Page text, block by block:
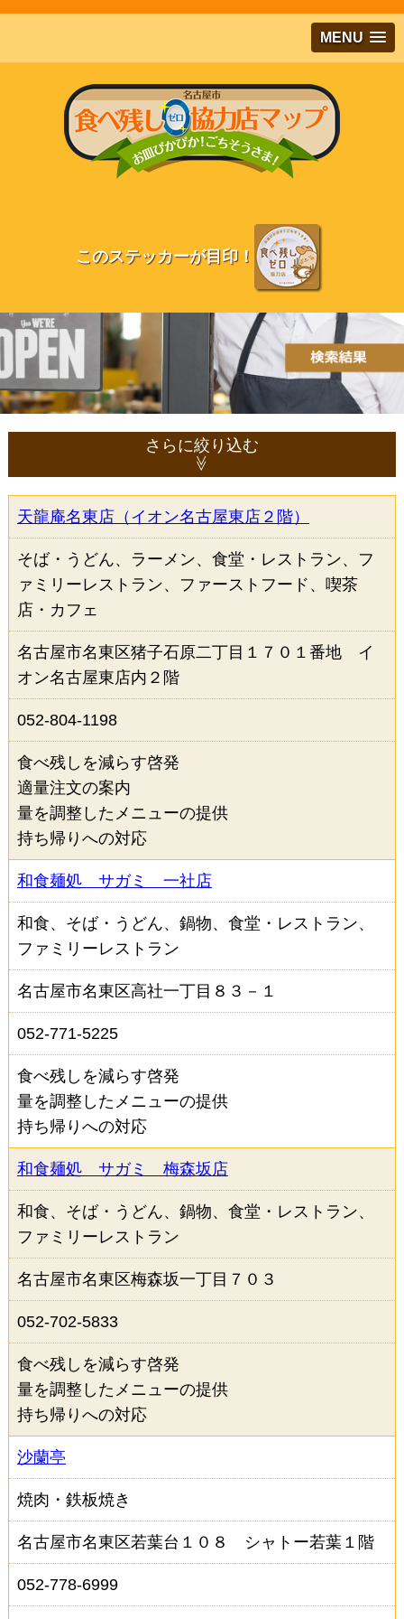
MENU
このステッカーが目印！
さらに絞り込む
ジャンルから選択（複数選択可）
居酒屋 和食
そば・うどん
寿司
うなぎ
洋食
イタリアン・フレンチ
ラーメン
ファミリーレストラン
ファーストフード
喫茶店・カフェ
ホテル・旅館
その他
取組みから選択（複数選択可）
食べ残しを減らす啓発
適量注文の案内
３０・１０運動の案内
持ち帰りへの対応
フードシェアリングサービスを活用した商品の提供
その他の条件から検索
ランチあり
ディナーあり
テイクアウト・デリバリーあり
検索
天龍庵名東店（イオン名古屋東店２階）
そば・うどん、ラーメン、食堂・レストラン、フ
ァミリーレストラン、ファーストフード、喫茶
店・カフェ
名古屋市名東区猪子石原二丁目１７０１番地 イ
オン名古屋東店内２階
052-804-1198
食べ残しを減らす啓発
適量注文の案内
量を調整したメニューの提供
持ち帰りへの対応
和食麺処 サガミ 一社店
和食、そば・うどん、鍋物、食堂・レストラン、
ファミリーレストラン
名古屋市名東区高社一丁目８３－１
052-771-5225
食べ残しを減らす啓発
量を調整したメニューの提供
持ち帰りへの対応
和食麺処 サガミ 梅森坂店
和食、そば・うどん、鍋物、食堂・レストラン、
ファミリーレストラン
名古屋市名東区梅森坂一丁目７０３
052-702-5833
食べ残しを減らす啓発
量を調整したメニューの提供
持ち帰りへの対応
沙蘭亭
焼肉・鉄板焼き
名古屋市名東区若葉台１０８ シャトー若葉１階
052-778-6999